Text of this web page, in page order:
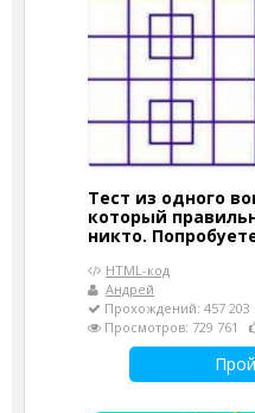
Тест из одного
который
никто.
HTML-код
Андрей
Прохождений: 457 203
Просмотров: 729 761